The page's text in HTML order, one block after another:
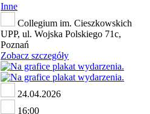
Inne
Collegium im. Cieszkowskich
UPP, ul. Wojska Polskiego 71c,
Poznań
Zobacz szczegóły
24.04.2026
16:00